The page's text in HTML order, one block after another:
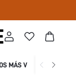
MÁS VENDIDOS